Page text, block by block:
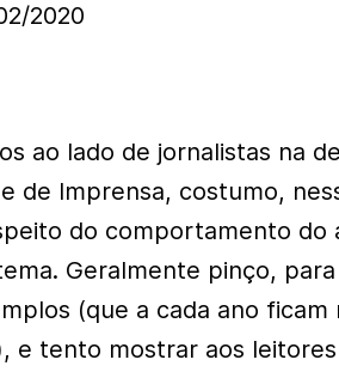
2020
ao lado de jornalistas na
de Imprensa, costumo,
do comportamento do
Geralmente pinço,
(que a cada ano ficam
e tento mostrar aos